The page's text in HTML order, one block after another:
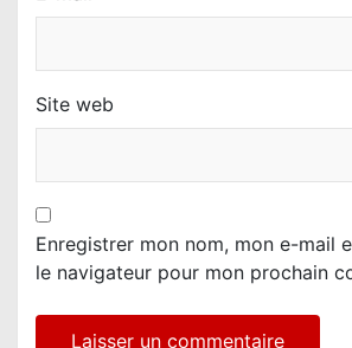
Site web
Enregistrer mon nom, mon e-mail
le navigateur pour mon prochain